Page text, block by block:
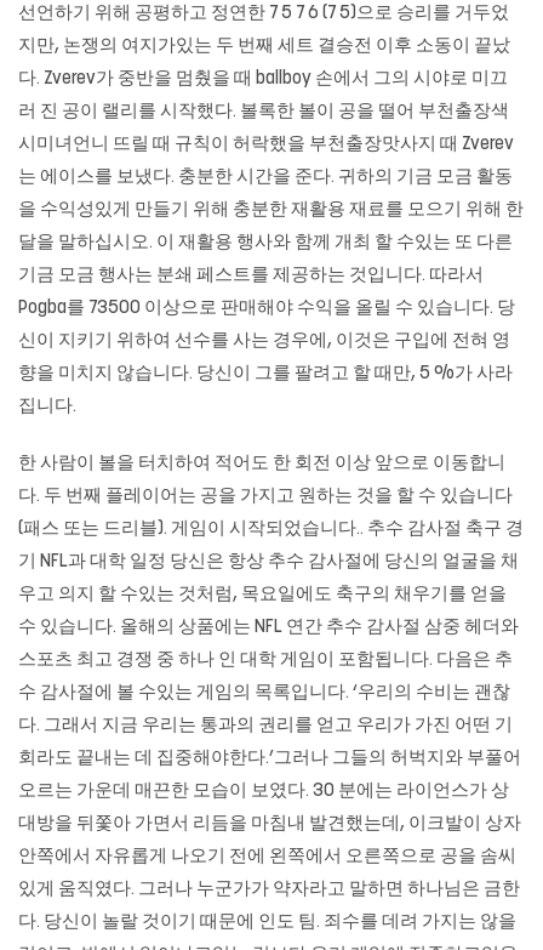
선언하기 위해 공평하고 정연한 7 5 7 6 (7 5)으로 승리를 거두었
지만, 논쟁의 여지가있는 두 번째 세트 결승전 이후 소동이 끝났
다. Zverev가 중반을 멈췄을 때 ballboy 손에서 그의 시야로 미끄
러 진 공이 랠리를 시작했다. 볼록한 볼이 공을 떨어 부천출장색
시미녀언니 뜨릴 때 규칙이 허락했을 부천출장맛사지 때 Zverev
는 에이스를 보냈다. 충분한 시간을 준다. 귀하의 기금 모금 활동
을 수익성있게 만들기 위해 충분한 재활용 재료를 모으기 위해 한
달을 말하십시오. 이 재활용 행사와 함께 개최 할 수있는 또 다른
기금 모금 행사는 분쇄 페스트를 제공하는 것입니다. 따라서
Pogba를 73500 이상으로 판매해야 수익을 올릴 수 있습니다. 당
신이 지키기 위하여 선수를 사는 경우에, 이것은 구입에 전혀 영
향을 미치지 않습니다. 당신이 그를 팔려고 할 때만, 5 %가 사라
집니다.
한 사람이 볼을 터치하여 적어도 한 회전 이상 앞으로 이동합니
다. 두 번째 플레이어는 공을 가지고 원하는 것을 할 수 있습니다
(패스 또는 드리블). 게임이 시작되었습니다.. 추수 감사절 축구 경
기 NFL과 대학 일정 당신은 항상 추수 감사절에 당신의 얼굴을 채
우고 의지 할 수있는 것처럼, 목요일에도 축구의 채우기를 얻을
수 있습니다. 올해의 상품에는 NFL 연간 추수 감사절 삼중 헤더와
스포츠 최고 경쟁 중 하나 인 대학 게임이 포함됩니다. 다음은 추
수 감사절에 볼 수있는 게임의 목록입니다. ‘우리의 수비는 괜찮
다. 그래서 지금 우리는 통과의 권리를 얻고 우리가 가진 어떤 기
회라도 끝내는 데 집중해야한다.’그러나 그들의 허벅지와 부풀어
오르는 가운데 매끈한 모습이 보였다. 30 분에는 라이언스가 상
대방을 뒤쫓아 가면서 리듬을 마침내 발견했는데, 이크발이 상자
안쪽에서 자유롭게 나오기 전에 왼쪽에서 오른쪽으로 공을 솜씨
있게 움직였다. 그러나 누군가가 약자라고 말하면 하나님은 금한
다. 당신이 놀랄 것이기 때문에 인도 팀. 죄수를 데려 가지는 않을